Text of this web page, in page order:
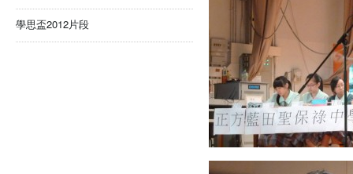
學思盃2012片段